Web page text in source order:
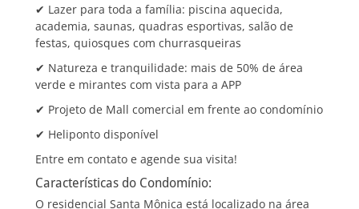
✔ Lazer para toda a família: piscina aquecida,
academia, saunas, quadras esportivas, salão de
festas, quiosques com churrasqueiras
✔ Natureza e tranquilidade: mais de 50% de área
verde e mirantes com vista para a APP
✔ Projeto de Mall comercial em frente ao condomínio
✔ Heliponto disponível
Entre em contato e agende sua visita!
Características do Condomínio:
O residencial Santa Mônica está localizado na área